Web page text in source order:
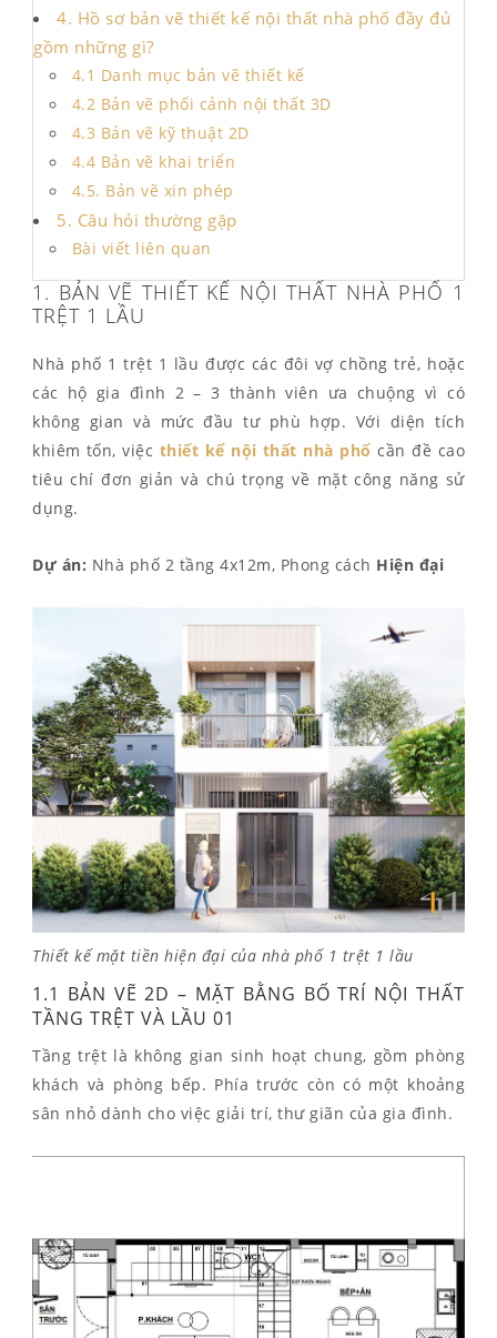
4. Hồ sơ bản vẽ thiết kế nội thất nhà phố đầy đủ
gồm những gì?
4.1 Danh mục bản vẽ thiết kế
4.2 Bản vẽ phối cảnh nội thất 3D
4.3 Bản vẽ kỹ thuật 2D
4.4 Bản vẽ khai triển
4.5. Bản vẽ xin phép
5. Câu hỏi thường gặp
Bài viết liên quan
1. BẢN VẼ THIẾT KẾ NỘI THẤT NHÀ PHỐ 1
TRỆT 1 LẦU
Nhà phố 1 trệt 1 lầu được các đôi vợ chồng trẻ, hoặc
các hộ gia đình 2 – 3 thành viên ưa chuộng vì có
không gian và mức đầu tư phù hợp. Với diện tích
khiêm tốn, việc thiết kế nội thất nhà phố cần đề cao
tiêu chí đơn giản và chú trọng về mặt công năng sử
dụng.
Dự án: Nhà phố 2 tầng 4x12m, Phong cách Hiện đại
Thiết kế mặt tiền hiện đại của nhà phố 1 trệt 1 lầu
1.1 BẢN VẼ 2D – MẶT BẰNG BỐ TRÍ NỘI THẤT
TẦNG TRỆT VÀ LẦU 01
Tầng trệt là không gian sinh hoạt chung, gồm phòng
khách và phòng bếp. Phía trước còn có một khoảng
sân nhỏ dành cho việc giải trí, thư giãn của gia đình.